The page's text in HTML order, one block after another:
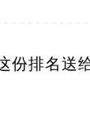
份排名送